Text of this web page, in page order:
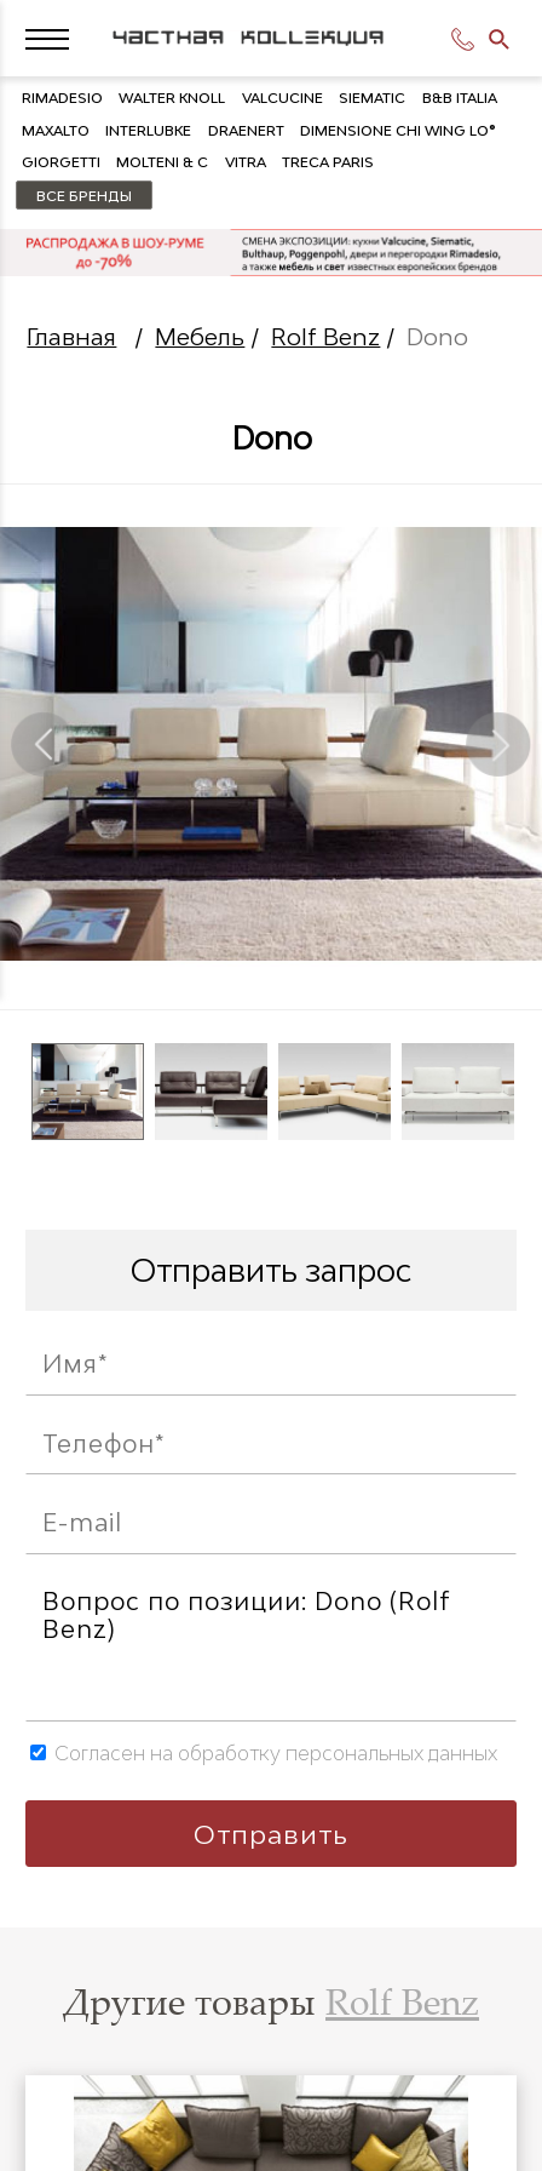
RIMADESIO WALTER KNOLL VALCUCINE SIEMATIC B&B ITALIA
MAXALTO INTERLUBKE DRAENERT DIMENSIONE CHI WING LO®
GIORGETTI MOLTENI & C VITRA TRECA PARIS
ВСЕ БРЕНДЫ
Главная / Мебель / Rolf Benz / Dono
Dono
Отправить запрос
Согласен на обработку персональных данных
Другие товары Rolf Benz